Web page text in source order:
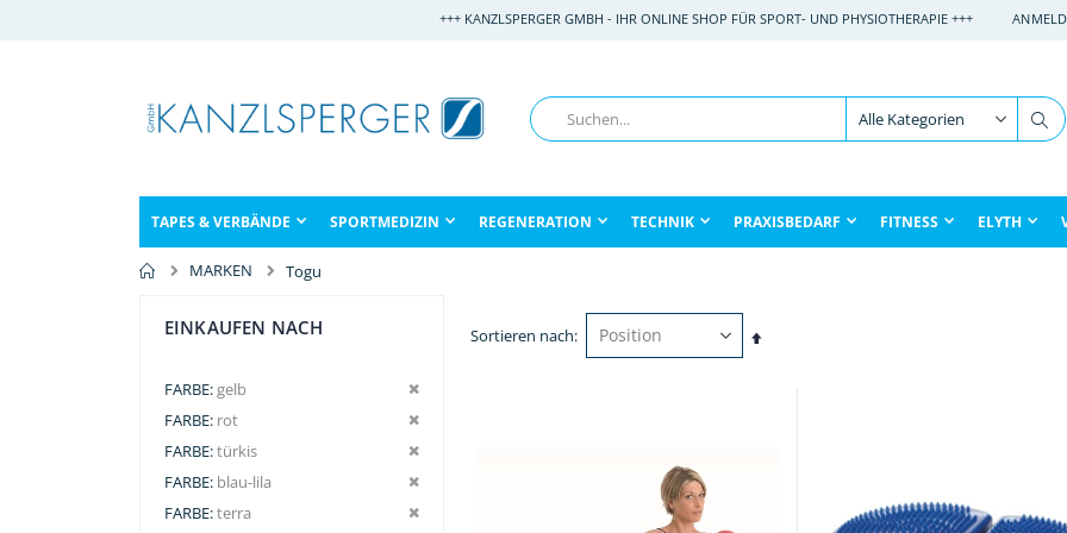
+++ KANZLSPERGER GMBH - IHR ONLINE SHOP FÜR SPORT- UND PHYSIOTHERAPIE +++
Suche
TAPES & VERBÄNDE SPORTMEDIZIN REGENERATION TECHNIK PRAXISBEDARF FITNESS ELYTH
MARKEN Togu
Sortieren nach
In
EINKAUFEN NACH
FARBE gelb
Dies entfernen
FARBE rot
Dies entfernen
FARBE türkis
Dies entfernen
FARBE blau-lila
Dies entfernen
FARBE terra Dies entfernen